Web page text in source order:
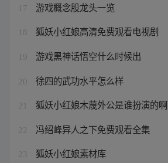
17 游戏概念股龙头一览
18 狐妖小红娘高清免费观看电视剧
19 游戏黑神话悟空什么时候出
20 徐四的武功水平怎么样
21 狐妖小红娘木蔑外公是谁扮演的啊
22 冯绍峰异人之下免费观看全集
23 狐妖小红娘素材库